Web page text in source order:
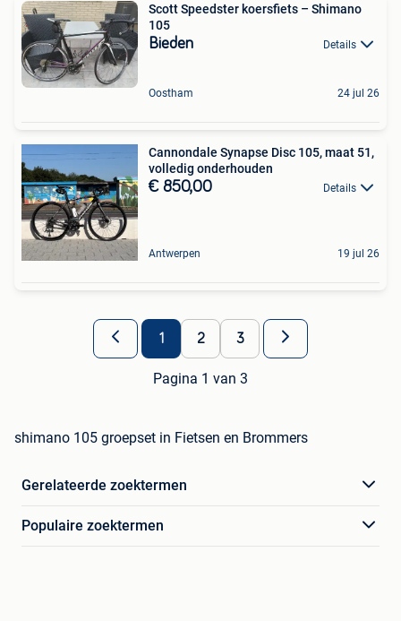
Scott Speedster koersfiets – Shimano
105
Bieden Details
Oostham 24 jul 26
Cannondale Synapse Disc 105, maat 51,
volledig onderhouden
€ 850,00 Details
Antwerpen 19 jul 26
1 2 3
Pagina 1 van 3
shimano 105 groepset in Fietsen en Brommers
Gerelateerde zoektermen
Populaire zoektermen